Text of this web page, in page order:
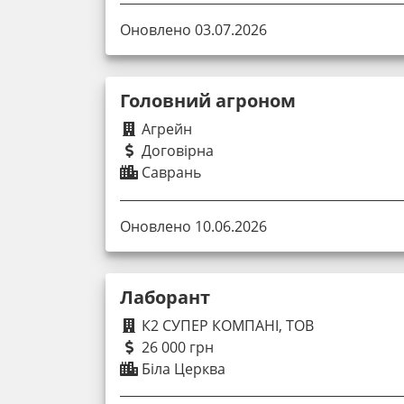
Оновлено 03.07.2026
Головний агроном
Агрейн
Договірна
Саврань
Оновлено 10.06.2026
Лаборант
К2 СУПЕР КОМПАНІ, ТОВ
26 000 грн
Біла Церква